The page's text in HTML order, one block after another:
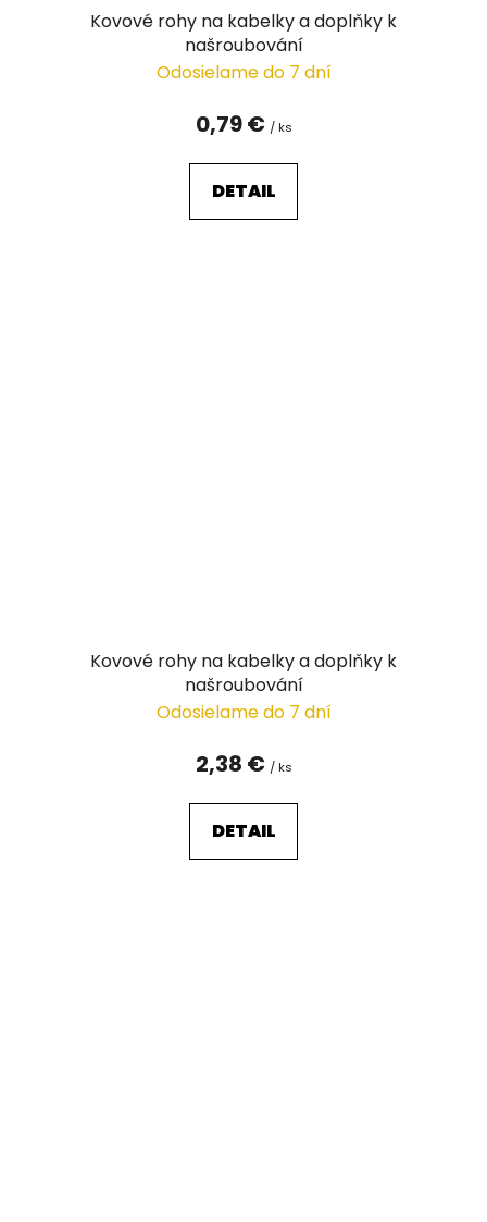
Kovové rohy na kabelky a doplňky k
našroubování
Odosielame do 7 dní
0,79 € / ks
DETAIL
Kovové rohy na kabelky a doplňky k
našroubování
Odosielame do 7 dní
2,38 € / ks
DETAIL